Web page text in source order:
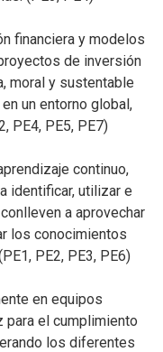
financiera y modelos
de inversión
moral y sustentable
un entorno global,
PE4, PE5, PE7)
continuo,
identificar, utilizar e
a aprovechar
los conocimientos
PE2, PE3, PE6)
en equipos
el cumplimiento
los diferentes